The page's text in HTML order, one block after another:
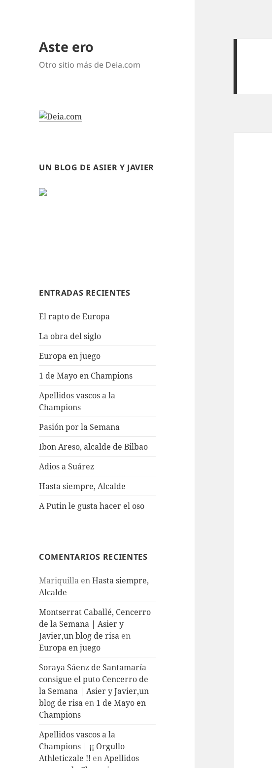
Aste ero
Otro sitio más de Deia.com
UN BLOG DE ASIER Y JAVIER
ENTRADAS RECIENTES
El rapto de Europa
La obra del siglo
Europa en juego
1 de Mayo en Champions
Apellidos vascos a la
Champions
Pasión por la Semana
Ibon Areso, alcalde de Bilbao
Adios a Suárez
Hasta siempre, Alcalde
A Putin le gusta hacer el oso
COMENTARIOS RECIENTES
Mariquilla enHasta siempre,
Alcalde
Montserrat Caballé, Cencerro
de la Semana | Asier y
Javier,un blog de risa en
Europa en juego
Soraya Sáenz de Santamaría
consigue el puto Cencerro de
la Semana | Asier y Javier,un
blog de risa en 1 de Mayo en
Champions
Apellidos vascos a la
Champions | ¡¡ Orgullo
Athleticzale !! enApellidos